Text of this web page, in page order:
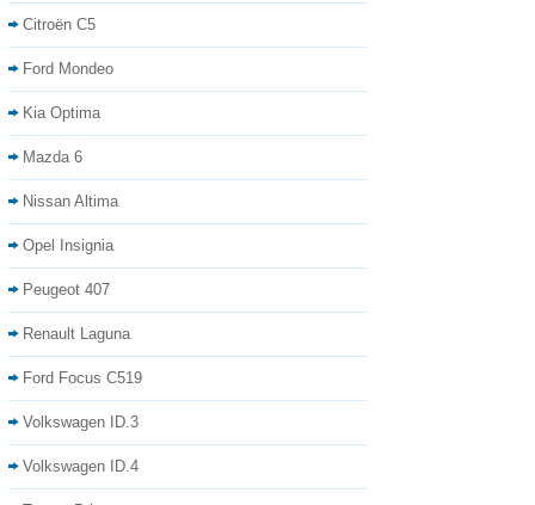
Citroën C5
Ford Mondeo
Kia Optima
Mazda 6
Nissan Altima
Opel Insignia
Peugeot 407
Renault Laguna
Ford Focus C519
Volkswagen ID.3
Volkswagen ID.4